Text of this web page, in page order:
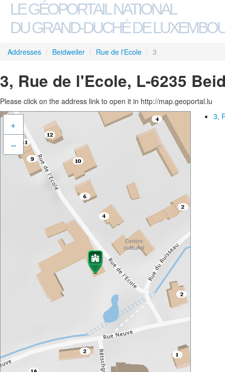
LE GÉOPORTAIL NATIONAL
DU GRAND-DUCHÉ DE
Addresses / Beidweiler / Rue de l'Ecole / 3
3, Rue de l'Ecole, L-6235
Please click on the address link to open it in http://map.geoportal.lu
+
–
3,